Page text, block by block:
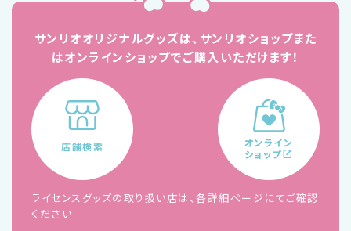
サンリオオリジナルグッズは、サンリオショップまた
はオンラインショップでご購入いただけます！
店舗検索
オンライン
ショップ
ライセンスグッズの取り扱い店は、各詳細ページにてご確認
ください